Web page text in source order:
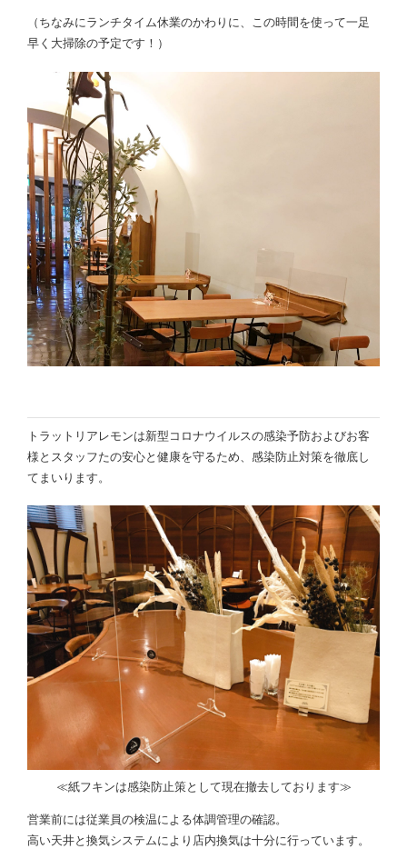
（ちなみにランチタイム休業のかわりに、この時間を使って一足
早く大掃除の予定です！）
トラットリアレモンは新型コロナウイルスの感染予防およびお客
様とスタッフたの安心と健康を守るため、感染防止対策を徹底し
てまいります。
≪紙フキンは感染防止策として現在撤去しております≫
営業前には従業員の検温による体調管理の確認。
高い天井と換気システムにより店内換気は十分に行っています。